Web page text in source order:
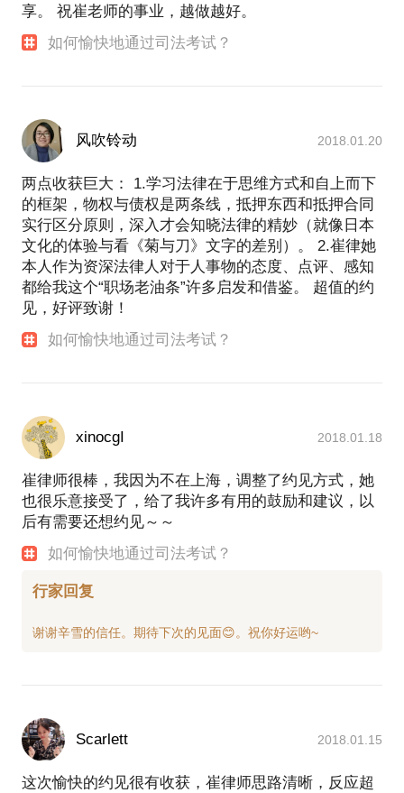
享。 祝崔老师的事业，越做越好。
如何愉快地通过司法考试？
风吹铃动 2018.01.20
两点收获巨大： 1.学习法律在于思维方式和自上而下
的框架，物权与债权是两条线，抵押东西和抵押合同
实行区分原则，深入才会知晓法律的精妙（就像日本
文化的体验与看《菊与刀》文字的差别）。 2.崔律她
本人作为资深法律人对于人事物的态度、点评、感知
都给我这个“职场老油条”许多启发和借鉴。 超值的约
见，好评致谢！
如何愉快地通过司法考试？
xinocgI 2018.01.18
崔律师很棒，我因为不在上海，调整了约见方式，她
也很乐意接受了，给了我许多有用的鼓励和建议，以
后有需要还想约见～～
如何愉快地通过司法考试？
行家回复
Scarlett 2018.01.15
这次愉快的约见很有收获，崔律师思路清晰，反应超